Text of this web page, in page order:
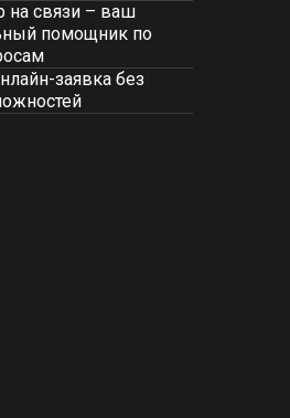
связи – ваш
помощник по
заявка без